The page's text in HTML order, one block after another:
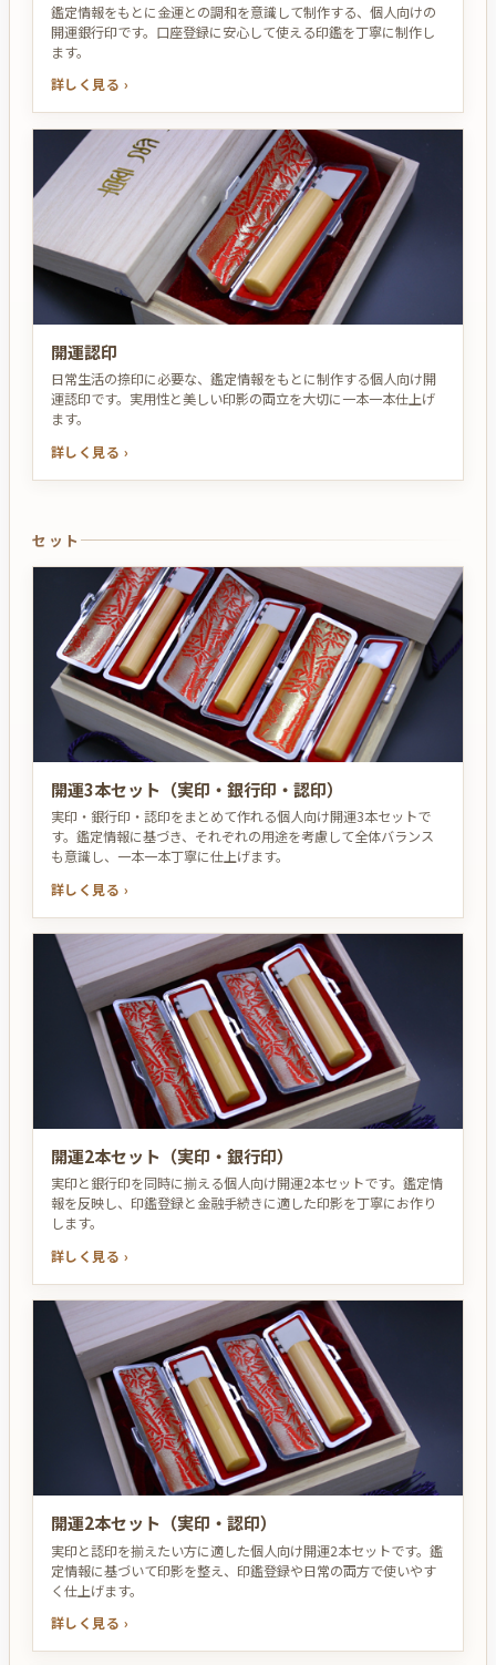
鑑定情報をもとに金運との調和を意識して制作する、個人向けの
開運銀行印です。口座登録に安心して使える印鑑を丁寧に制作し
ます。
詳しく見る ›
開運認印
日常生活の捺印に必要な、鑑定情報をもとに制作する個人向け開
運認印です。実用性と美しい印影の両立を大切に一本一本仕上げ
ます。
詳しく見る ›
セット
開運3本セット（実印・銀行印・認印）
実印・銀行印・認印をまとめて作れる個人向け開運3本セットで
す。鑑定情報に基づき、それぞれの用途を考慮して全体バランス
も意識し、一本一本丁寧に仕上げます。
詳しく見る ›
開運2本セット（実印・銀行印）
実印と銀行印を同時に揃える個人向け開運2本セットです。鑑定情
報を反映し、印鑑登録と金融手続きに適した印影を丁寧にお作り
します。
詳しく見る ›
開運2本セット（実印・認印）
実印と認印を揃えたい方に適した個人向け開運2本セットです。鑑
定情報に基づいて印影を整え、印鑑登録や日常の両方で使いやす
く仕上げます。
詳しく見る ›